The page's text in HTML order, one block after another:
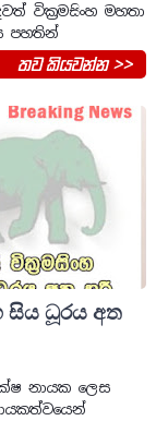
වික්‍රමසිංහ මහතා
පහතින්
තව කියවන්න >>
සිය ධූරය අත
නායක ලෙස